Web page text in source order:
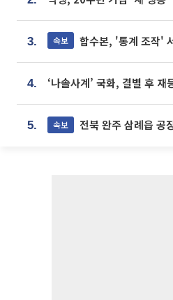
3. 속보 합수본, '통계 조작' 서울·경기·
4.
5. 속보 전북 완주 삼례읍 공